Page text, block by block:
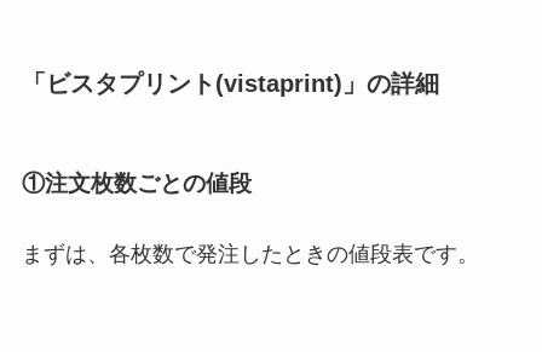
「ビスタプリント(vistaprint)」の詳細
①注文枚数ごとの値段
まずは、各枚数で発注したときの値段表です。